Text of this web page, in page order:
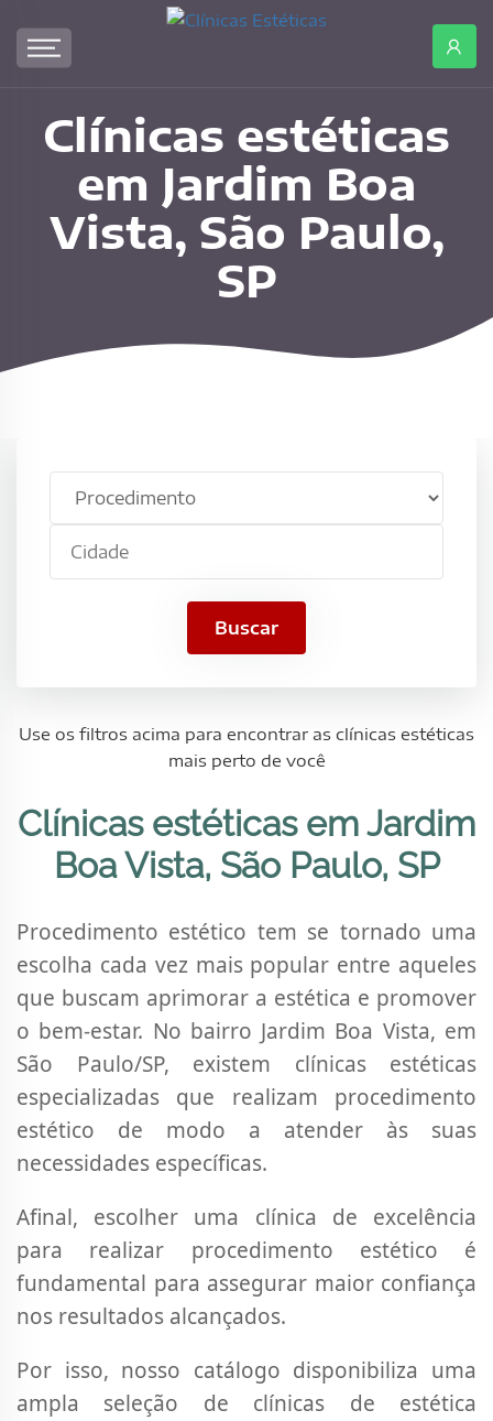
Clínicas
Clínicas
consulta
Clínicas estéticas
em Jardim Boa
Vista, São Paulo,
SP
Buscar
Use os filtros acima para encontrar as clínicas estéticas
mais perto de você
Clínicas estéticas em Jardim
Boa Vista, São Paulo, SP
Procedimento estético tem se tornado uma
escolha cada vez mais popular entre aqueles
que buscam aprimorar a estética e promover
o bem-estar. No bairro Jardim Boa Vista, em
São Paulo/SP, existem clínicas estéticas
especializadas que realizam procedimento
estético de modo a atender às suas
necessidades específicas.
Afinal, escolher uma clínica de excelência
para realizar procedimento estético é
fundamental para assegurar maior confiança
nos resultados alcançados.
Por isso, nosso catálogo disponibiliza uma
ampla seleção de clínicas de estética